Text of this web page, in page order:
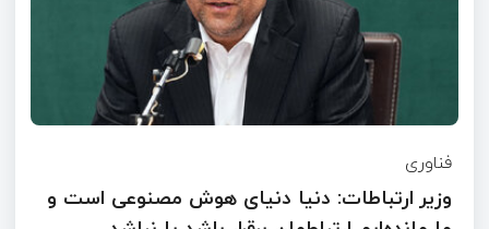
فناوری
وزیر ارتباطات: دنیا دنیای هوش مصنوعی است و